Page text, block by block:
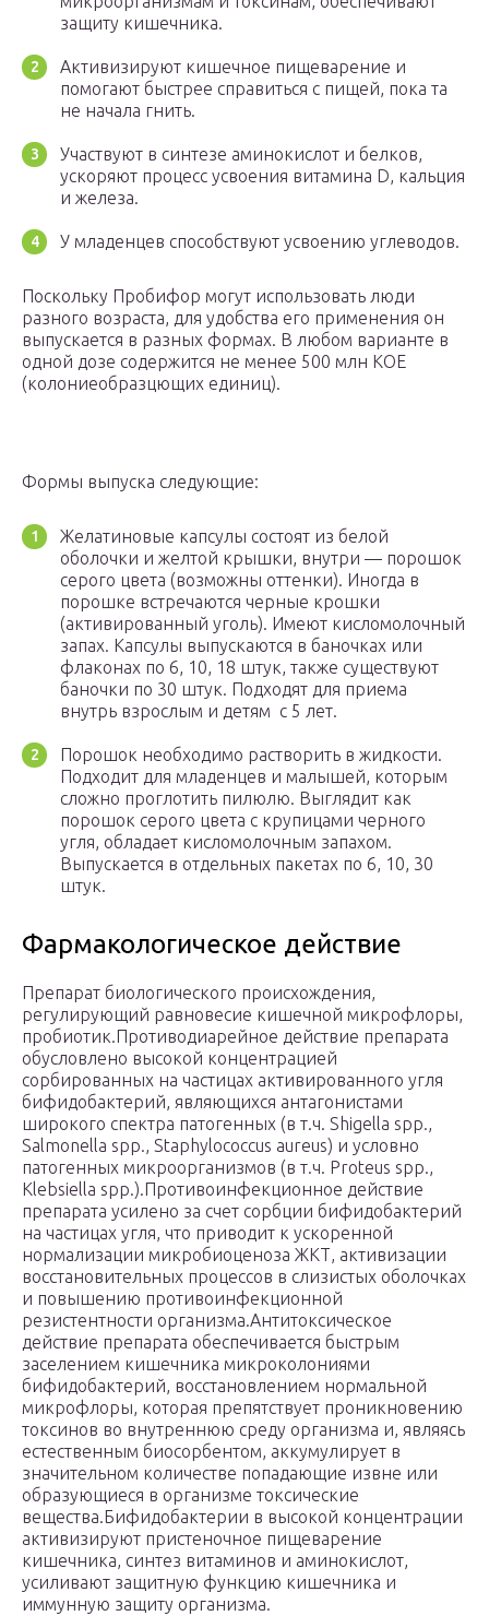
защиту кишечника.
Активизируют кишечное пищеварение и
помогают быстрее справиться с пищей, пока та
не начала гнить.
Участвуют в синтезе аминокислот и белков,
ускоряют процесс усвоения витамина D, кальция
и железа.
У младенцев способствуют усвоению углеводов.
Поскольку Пробифор могут использовать люди
разного возраста, для удобства его применения он
выпускается в разных формах. В любом варианте в
одной дозе содержится не менее 500 млн КОЕ
(колониеобразцющих единиц).
Формы выпуска следующие:
Желатиновые капсулы состоят из белой
оболочки и желтой крышки, внутри — порошок
серого цвета (возможны оттенки). Иногда в
порошке встречаются черные крошки
(активированный уголь). Имеют кисломолочный
запах. Капсулы выпускаются в баночках или
флаконах по 6, 10, 18 штук, также существуют
баночки по 30 штук. Подходят для приема
внутрь взрослым и детям с 5 лет.
Порошок необходимо растворить в жидкости.
Подходит для младенцев и малышей, которым
сложно проглотить пилюлю. Выглядит как
порошок серого цвета с крупицами черного
угля, обладает кисломолочным запахом.
Выпускается в отдельных пакетах по 6, 10, 30
штук.
Фармакологическое действие
Препарат биологического происхождения,
регулирующий равновесие кишечной микрофлоры,
пробиотик.Противодиарейное действие препарата
обусловлено высокой концентрацией
сорбированных на частицах активированного угля
бифидобактерий, являющихся антагонистами
широкого спектра патогенных (в т.ч. Shigella spp.,
Salmonella spp., Staphylococcus aureus) и условно
патогенных микроорганизмов (в т.ч. Proteus spp.,
Klebsiella spp.).Противоинфекционное действие
препарата усилено за счет сорбции бифидобактерий
на частицах угля, что приводит к ускоренной
нормализации микробиоценоза ЖКТ, активизации
восстановительных процессов в слизистых оболочках
и повышению противоинфекционной
резистентности организма.Антитоксическое
действие препарата обеспечивается быстрым
заселением кишечника микроколониями
бифидобактерий, восстановлением нормальной
микрофлоры, которая препятствует проникновению
токсинов во внутреннюю среду организма и, являясь
естественным биосорбентом, аккумулирует в
значительном количестве попадающие извне или
образующиеся в организме токсические
вещества.Бифидобактерии в высокой концентрации
активизируют пристеночное пищеварение
кишечника, синтез витаминов и аминокислот,
усиливают защитную функцию кишечника и
иммунную защиту организма.